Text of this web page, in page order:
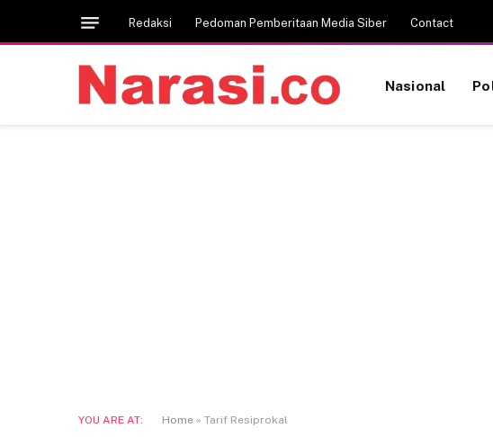
Redaksi Pedoman Pemberitaan Media Siber Contact
Nasional
YOU ARE AT: Home » Tarif Resiprokal